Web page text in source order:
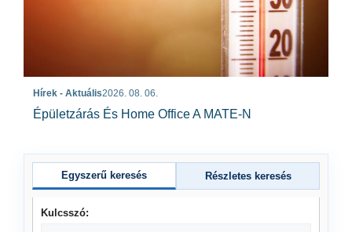
Hírek - Aktuális2026. 08. 06.
Épületzárás És Home Office A MATE-N
Egyszerű keresés Részletes keresés
Kulcsszó: